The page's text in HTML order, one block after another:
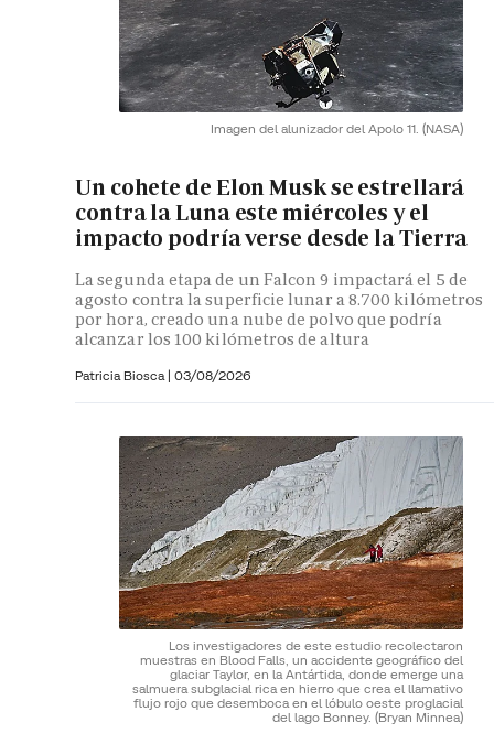
Imagen del alunizador del Apolo 11. (NASA)
Un cohete de Elon Musk se estrellará
contra la Luna este miércoles y el
impacto podría verse desde la Tierra
La segunda etapa de un Falcon 9 impactará el 5 de
agosto contra la superficie lunar a 8.700 kilómetros
por hora, creado una nube de polvo que podría
alcanzar los 100 kilómetros de altura
Patricia Biosca | 03/08/2026
Los investigadores de este estudio recolectaron
muestras en Blood Falls, un accidente geográfico del
glaciar Taylor, en la Antártida, donde emerge una
salmuera subglacial rica en hierro que crea el llamativo
flujo rojo que desemboca en el lóbulo oeste proglacial
del lago Bonney. (Bryan Minnea)